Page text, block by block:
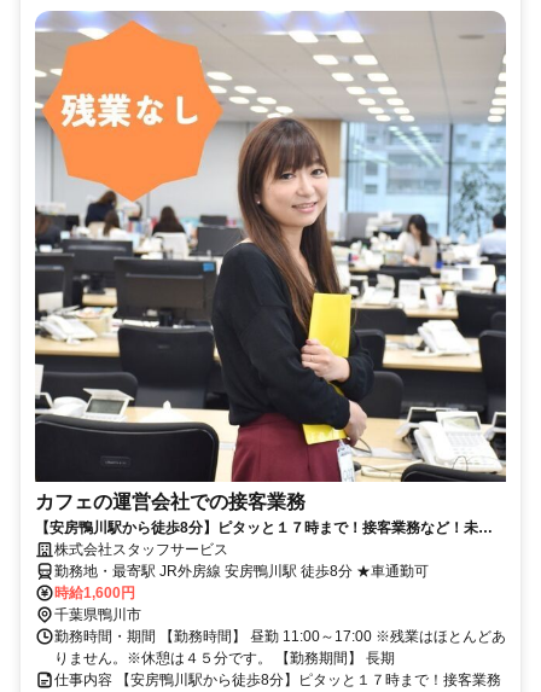
カフェの運営会社での接客業務
【安房鴨川駅から徒歩8分】ピタッと１７時まで！接客業務など！未経
験の方も歓迎！
株式会社スタッフサービス
勤務地・最寄駅 JR外房線 安房鴨川駅 徒歩8分 ★車通勤可
時給1,600円
千葉県鴨川市
勤務時間・期間 【勤務時間】 昼勤 11:00～17:00 ※残業はほとんどあ
りません。※休憩は４５分です。 【勤務期間】 長期
仕事内容 【安房鴨川駅から徒歩8分】ピタッと１７時まで！接客業務